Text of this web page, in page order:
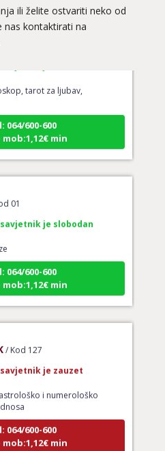
ili želite ostvariti neko od
nas kontaktirati na
tarot za ljubav,
064/600-600
mob:1,12€ min
064/600-600
mob:1,12€ min
i numerološko
064/600-600
mob:1,12€ min